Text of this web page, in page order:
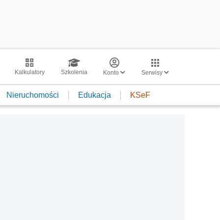
Kalkulatory Szkolenia Konto Serwisy
Nieruchomości Edukacja KSeF